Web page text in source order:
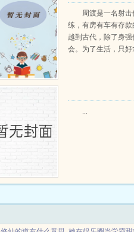
周渡是一名射
练，有房有车有存
越到古代，除了身强
会。为了生活，只
...